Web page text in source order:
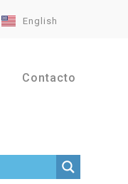
English
Contacto